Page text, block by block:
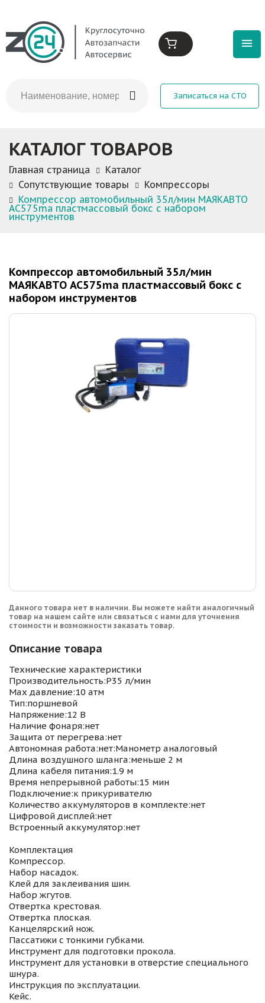
Записаться на СТО
КАТАЛОГ ТОВАРОВ
Главная страница
Каталог
Сопутствующие товары
Компрессоры
Компрессор автомобильный 35л/мин МАЯКАВТО
AC575ma пластмассовый бокс c набором
инструментов
Компрессор автомобильный 35л/мин
МАЯКАВТО AC575ma пластмассовый бокс c
набором инструментов
Данного товара нет в наличии. Вы можете найти аналогичный
товар на нашем сайте или связаться с нами для уточнения
стоимости и возможности заказать товар.
Описание товара
Технические характеристики
Производительность:P35 л/мин
Max давление:10 атм
Тип:поршневой
Напряжение:12 В
Наличие фонаря:нет
Защита от перегрева:нет
Автономная работа:нет:Манометр аналоговый
Длина воздушного шланга:меньше 2 м
Длина кабеля питания:1.9 м
Время непрерывной работы:15 мин
Подключение:к прикуривателю
Количество аккумуляторов в комплекте:нет
Цифровой дисплей:нет
Встроенный аккумулятор:нет
Комплектация
Компрессор.
Набор насадок.
Клей для заклеивания шин.
Набор жгутов.
Отвертка крестовая.
Отвертка плоская.
Канцелярский нож.
Пассатижи с тонкими губками.
Инструмент для подготовки прокола.
Инструмент для установки в отверстие специального
шнура.
Инструкция по эксплуатации.
Кейс.